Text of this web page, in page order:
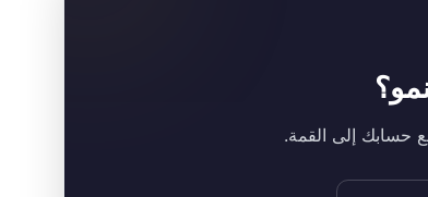
حسابك إلى القمة.